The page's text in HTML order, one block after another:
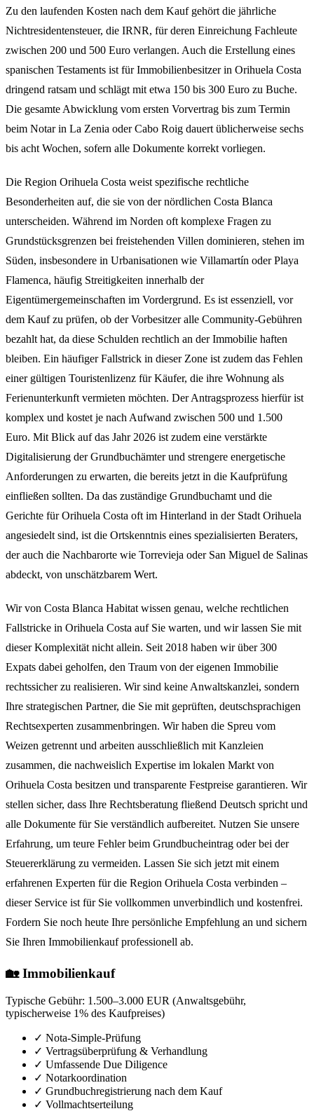
Zu den laufenden Kosten nach dem Kauf gehört die jährliche
Nichtresidentensteuer, die IRNR, für deren Einreichung Fachleute
zwischen 200 und 500 Euro verlangen. Auch die Erstellung eines
spanischen Testaments ist für Immobilienbesitzer in Orihuela Costa
dringend ratsam und schlägt mit etwa 150 bis 300 Euro zu Buche.
Die gesamte Abwicklung vom ersten Vorvertrag bis zum Termin
beim Notar in La Zenia oder Cabo Roig dauert üblicherweise sechs
bis acht Wochen, sofern alle Dokumente korrekt vorliegen.
Die Region Orihuela Costa weist spezifische rechtliche
Besonderheiten auf, die sie von der nördlichen Costa Blanca
unterscheiden. Während im Norden oft komplexe Fragen zu
Grundstücksgrenzen bei freistehenden Villen dominieren, stehen im
Süden, insbesondere in Urbanisationen wie Villamartín oder Playa
Flamenca, häufig Streitigkeiten innerhalb der
Eigentümergemeinschaften im Vordergrund. Es ist essenziell, vor
dem Kauf zu prüfen, ob der Vorbesitzer alle Community-Gebühren
bezahlt hat, da diese Schulden rechtlich an der Immobilie haften
bleiben. Ein häufiger Fallstrick in dieser Zone ist zudem das Fehlen
einer gültigen Touristenlizenz für Käufer, die ihre Wohnung als
Ferienunterkunft vermieten möchten. Der Antragsprozess hierfür ist
komplex und kostet je nach Aufwand zwischen 500 und 1.500
Euro. Mit Blick auf das Jahr 2026 ist zudem eine verstärkte
Digitalisierung der Grundbuchämter und strengere energetische
Anforderungen zu erwarten, die bereits jetzt in die Kaufprüfung
einfließen sollten. Da das zuständige Grundbuchamt und die
Gerichte für Orihuela Costa oft im Hinterland in der Stadt Orihuela
angesiedelt sind, ist die Ortskenntnis eines spezialisierten Beraters,
der auch die Nachbarorte wie Torrevieja oder San Miguel de Salinas
abdeckt, von unschätzbarem Wert.
Wir von Costa Blanca Habitat wissen genau, welche rechtlichen
Fallstricke in Orihuela Costa auf Sie warten, und wir lassen Sie mit
dieser Komplexität nicht allein. Seit 2018 haben wir über 300
Expats dabei geholfen, den Traum von der eigenen Immobilie
rechtssicher zu realisieren. Wir sind keine Anwaltskanzlei, sondern
Ihre strategischen Partner, die Sie mit geprüften, deutschsprachigen
Rechtsexperten zusammenbringen. Wir haben die Spreu vom
Weizen getrennt und arbeiten ausschließlich mit Kanzleien
zusammen, die nachweislich Expertise im lokalen Markt von
Orihuela Costa besitzen und transparente Festpreise garantieren. Wir
stellen sicher, dass Ihre Rechtsberatung fließend Deutsch spricht und
alle Dokumente für Sie verständlich aufbereitet. Nutzen Sie unsere
Erfahrung, um teure Fehler beim Grundbucheintrag oder bei der
Steuererklärung zu vermeiden. Lassen Sie sich jetzt mit einem
erfahrenen Experten für die Region Orihuela Costa verbinden –
dieser Service ist für Sie vollkommen unverbindlich und kostenfrei.
Fordern Sie noch heute Ihre persönliche Empfehlung an und sichern
Sie Ihren Immobilienkauf professionell ab.
🏡 Immobilienkauf
Typische Gebühr: 1.500–3.000 EUR (Anwaltsgebühr,
typischerweise 1% des Kaufpreises)
✓ Nota-Simple-Prüfung
✓ Vertragsüberprüfung & Verhandlung
✓ Umfassende Due Diligence
✓ Notarkoordination
✓ Grundbuchregistrierung nach dem Kauf
✓ Vollmachtserteilung